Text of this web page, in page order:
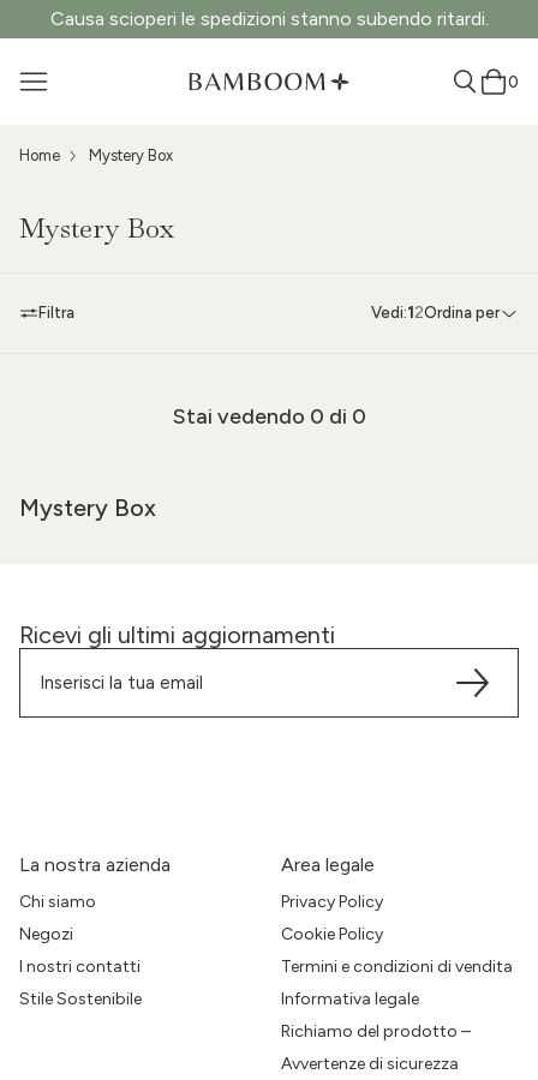
Causa scioperi le spedizioni stanno subendo ritardi.
0
Home Mystery Box
Mystery Box
Filtra Vedi:1 2Ordina per
Stai vedendo 0 di 0
Mystery Box
Ricevi gli ultimi aggiornamenti
La nostra azienda
Chi siamo
Negozi
I nostri contatti
Stile Sostenibile
Area legale
Privacy Policy
Cookie Policy
Termini e condizioni di vendita
Informativa legale
Richiamo del prodotto –
Avvertenze di sicurezza